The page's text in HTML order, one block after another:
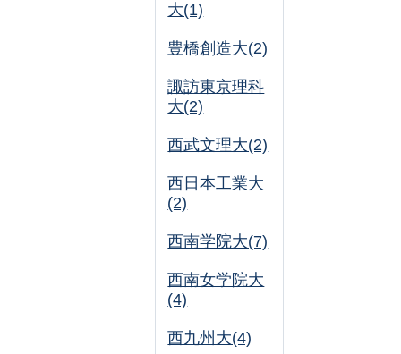
大(1)
豊橋創造大(2)
諏訪東京理科
大(2)
西武文理大(2)
西日本工業大
(2)
西南学院大(7)
西南女学院大
(4)
西九州大(4)